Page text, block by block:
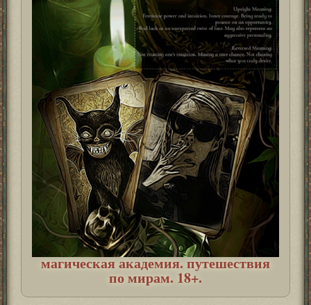
магическая академия. путешествия
по мирам. 18+.